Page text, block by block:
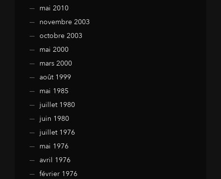
mai 2010
novembre 2003
octobre 2003
mai 2000
mars 2000
août 1999
mai 1985
juillet 1980
juin 1980
juillet 1976
mai 1976
avril 1976
février 1976